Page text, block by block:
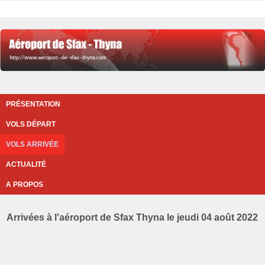
PRÉSENTATION
VOLS DÉPART
VOLS ARRIVÉE
ACTUALITÉ
A PROPOS
Arrivées à l'aéroport de Sfax Thyna le jeudi 04 août 2022